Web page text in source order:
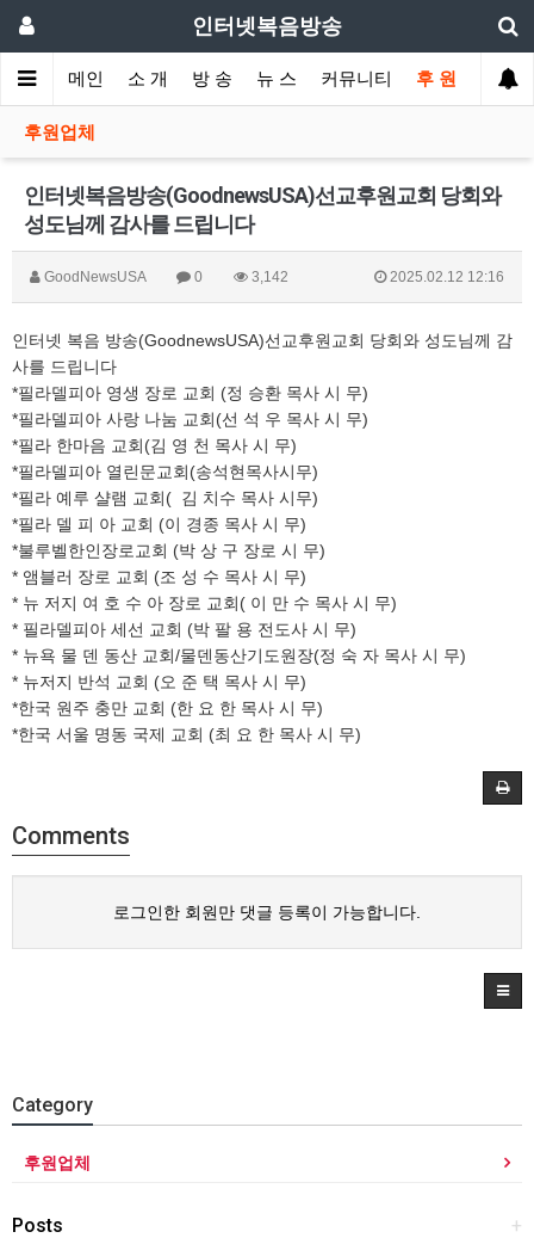
인터넷복음방송
메인 소 개 방 송 뉴 스 커뮤니티 후 원
후원업체
인터넷복음방송(GoodnewsUSA)선교후원교회 당회와
성도님께 감사를 드립니다
GoodNewsUSA 0 3,142 2025.02.12 12:16
인터넷 복음 방송(GoodnewsUSA)선교후원교회 당회와 성도님께 감
사를 드립니다
*필라델피아 영생 장로 교회 (정 승환 목사 시 무)
*필라델피아 사랑 나눔 교회(선 석 우 목사 시 무)
*필라 한마음 교회(김 영 천 목사 시 무)
*필라델피아 열린문교회(송석현목사시무)
*필라 예루 샬램 교회( 김 치수 목사 시무)
*필라 델 피 아 교회 (이 경종 목사 시 무)
*불루벨한인장로교회 (박 상 구 장로 시 무)
* 앰블러 장로 교회 (조 성 수 목사 시 무)
* 뉴 저지 여 호 수 아 장로 교회( 이 만 수 목사 시 무)
* 필라델피아 세선 교회 (박 팔 용 전도사 시 무)
* 뉴욕 물 덴 동산 교회/물덴동산기도원장(정 숙 자 목사 시 무)
* 뉴저지 반석 교회 (오 준 택 목사 시 무)
*한국 원주 충만 교회 (한 요 한 목사 시 무)
*한국 서울 명동 국제 교회 (최 요 한 목사 시 무)
Comments
로그인한 회원만 댓글 등록이 가능합니다.
Category
후원업체
+
Posts